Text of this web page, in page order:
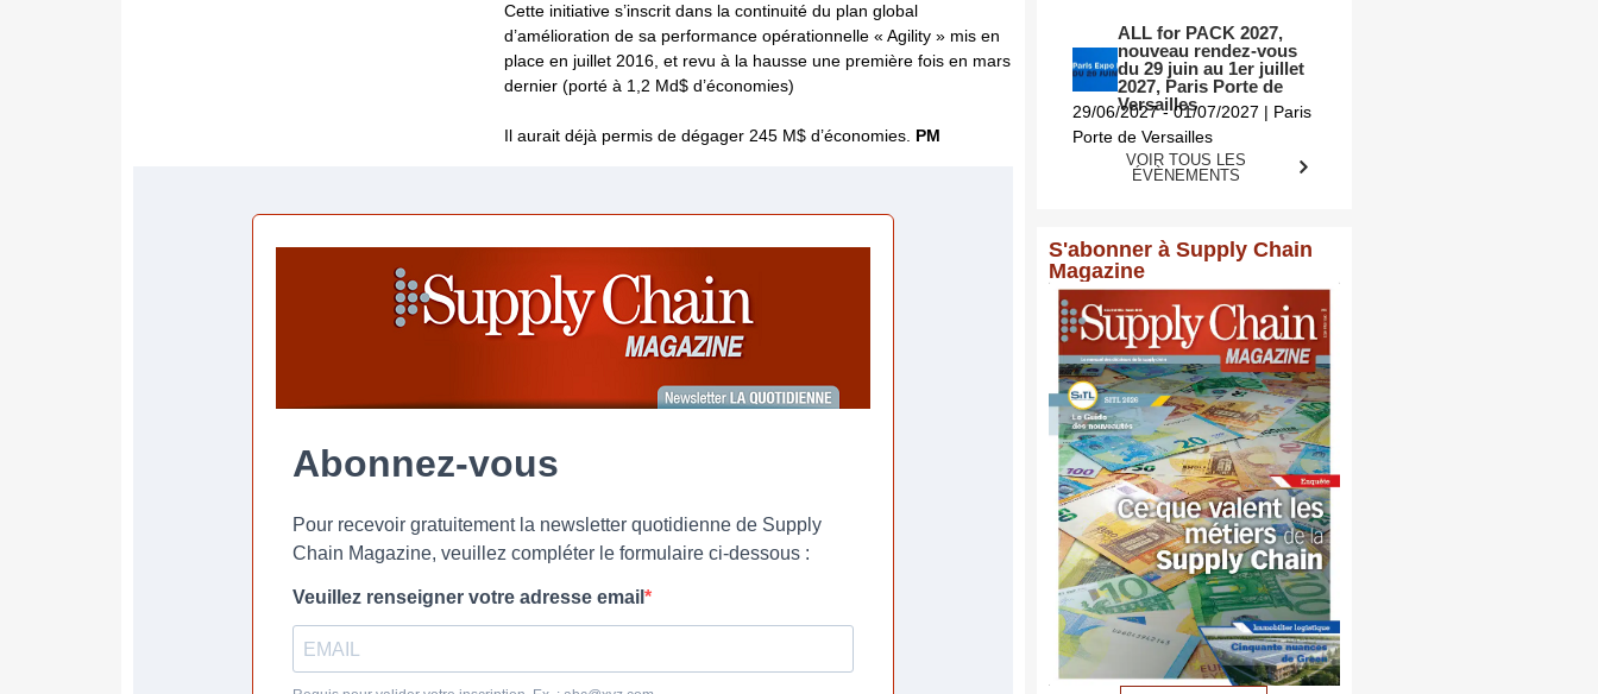
Cette initiative s’inscrit dans la continuité du plan global
d’amélioration de sa performance opérationnelle « Agility » mis en
place en juillet 2016, et revu à la hausse une première fois en mars
dernier (porté à 1,2 Md$ d’économies)
Il aurait déjà permis de dégager 245 M$ d’économies. PM
ALL for PACK 2027,
nouveau rendez-vous
du 29 juin au 1er juillet
2027, Paris Porte de
Versailles
29/06/2027 - 01/07/2027 | Paris
Porte de Versailles
VOIR TOUS LES
ÉVÈNEMENTS
S'abonner à Supply Chain
Magazine